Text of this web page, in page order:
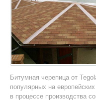
Битумная черепица от
популярных на
в процессе производства